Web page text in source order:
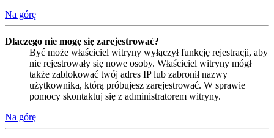
Na górę
Dlaczego nie mogę się zarejestrować?
Być może właściciel witryny wyłączył funkcję rejestracji, aby
nie rejestrowały się nowe osoby. Właściciel witryny mógł
także zablokować twój adres IP lub zabronił nazwy
użytkownika, którą próbujesz zarejestrować. W sprawie
pomocy skontaktuj się z administratorem witryny.
Na górę